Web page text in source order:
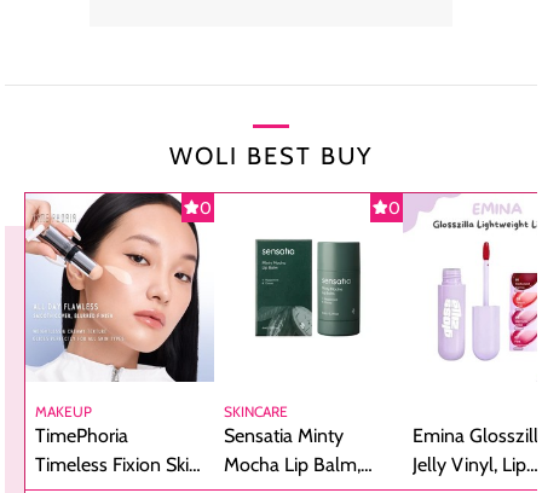
WOLI BEST BUY
0
MAKEUP
TimePhoria
Timeless Fixion Skin
0
SKINCARE
Sensatia Minty
Mocha Lip Balm,
Emina
Jelly Vinyl, Lip